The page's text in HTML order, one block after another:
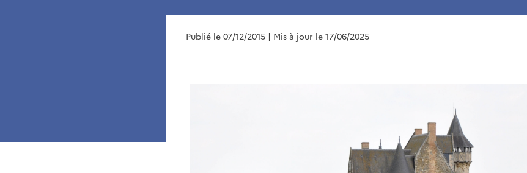
Publié le 07/12/2015 | Mis à jour le 17/06/2025